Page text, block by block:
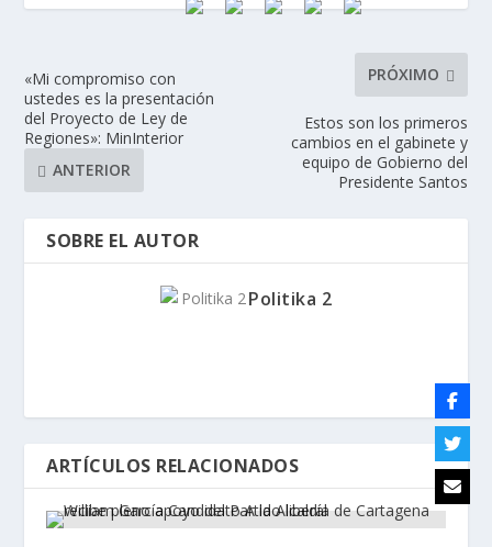
«Mi compromiso con
ustedes es la presentación
del Proyecto de Ley de
Regiones»: MinInterior
ANTERIOR
PRÓXIMO
Estos son los primeros
cambios en el gabinete y
equipo de Gobierno del
Presidente Santos
SOBRE EL AUTOR
Politika 2
ARTÍCULOS RELACIONADOS